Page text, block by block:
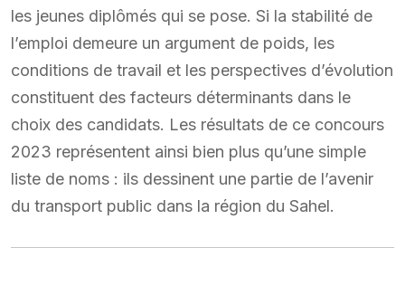
les jeunes diplômés qui se pose. Si la stabilité de
l’emploi demeure un argument de poids, les
conditions de travail et les perspectives d’évolution
constituent des facteurs déterminants dans le
choix des candidats. Les résultats de ce concours
2023 représentent ainsi bien plus qu’une simple
liste de noms : ils dessinent une partie de l’avenir
du transport public dans la région du Sahel.